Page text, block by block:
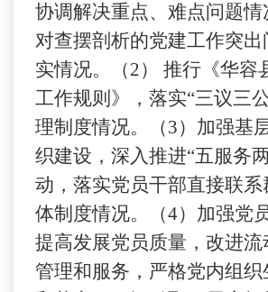
协调解决重点、难点问题情
对查摆剖析的党建工作突出
实情况。（2） 推行《华容
工作规则》，落实“三议三
理制度情况。（3）加强基
织建设，深入推进“五服务
动，落实党员干部直接联
体制度情况。（4）加强党
提高发展党员质量，改进
管理和服务，严格党内组织